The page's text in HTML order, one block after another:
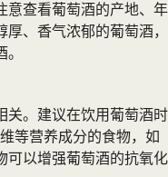
意查看葡萄酒的产地、年
、香气浓郁的葡萄酒，
关。建议在饮用葡萄酒时
等营养成分的食物，如
可以增强葡萄酒的抗氧化